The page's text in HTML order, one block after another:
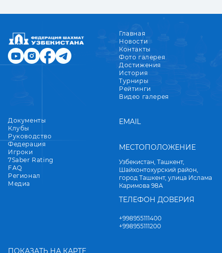
Главная
Новости
Контакты
Фото галерея
Достижения
История
Турниры
Рейтинги
Видео галерея
Документы
Клубы
Руководство
Федерация
Игроки
7Saber Rating
FAQ
Регионал
Медиа
EMAIL
МЕСТОПОЛОЖЕНИЕ
Узбекистан, Ташкент,
Шайхонтохурский район,
город Ташкент, улица Ислама
Каримова 98А
ТЕЛЕФОН ДОВЕРИЯ
+998955111400
+998955111200
ПОКАЗАТЬ НА КАРТЕ